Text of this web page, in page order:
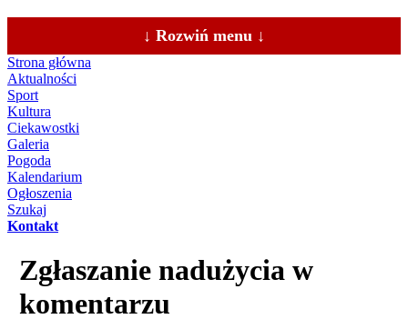
↓ Rozwiń menu ↓
Strona główna
Aktualności
Sport
Kultura
Ciekawostki
Galeria
Pogoda
Kalendarium
Ogłoszenia
Szukaj
Kontakt
Zgłaszanie nadużycia w
komentarzu